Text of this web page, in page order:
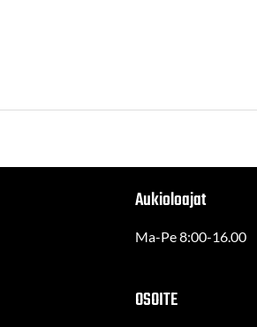
Aukioloajat
Ma-Pe 8:00-16.00
OSOITE